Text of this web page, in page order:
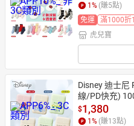
1 % (賺5點)
免運
滿1000折
虎兒寶
Disney 迪士尼
線/PD快充)
$1,380
1 % (賺13點)